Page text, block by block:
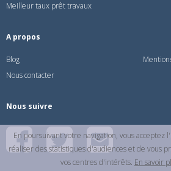
En poursuivant votre navigation, vous acceptez
réaliser des statistiques d'audiences et de vous
vos centres d'intérêts. En savoir
Meilleur taux prêt travaux
A propos
Blog
Nous contacter
Nous suivre